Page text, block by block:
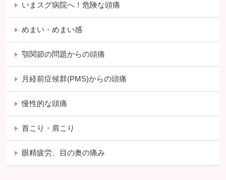
いまスグ病院へ！危険な頭痛
めまい・めまい感
顎関節の問題からの頭痛
月経前症候群(PMS)からの頭痛
慢性的な頭痛
首こり・肩こり
眼精疲労、目の奥の痛み